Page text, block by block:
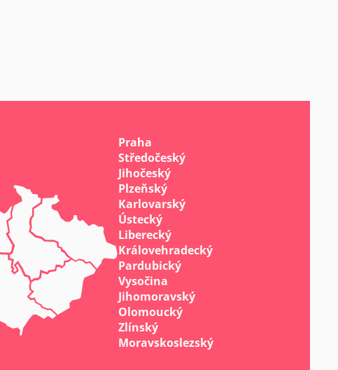
Praha
Středočeský
Jihočeský
Plzeňský
Karlovarský
Ústecký
Liberecký
Královehradecký
Pardubický
Vysočina
Jihomoravský
Olomoucký
Zlínský
Moravskoslezský